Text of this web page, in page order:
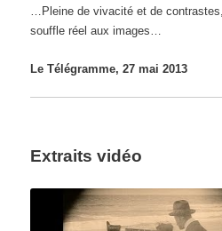
…Pleine de vivacité et de
souffle réel aux images…
Le Télégramme, 27 mai 2013
Extraits vidéo